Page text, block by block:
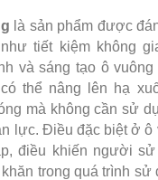
là sản phẩm được
tiết kiệm không
và sáng tạo ô
thể nâng lên hạ
mà không cần sử
lực. Điều đặc biệt ở ô
điều khiến người
trong quá trình sử